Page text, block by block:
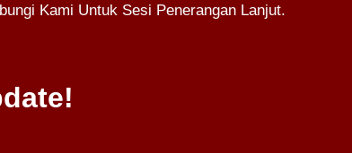
Kami Untuk Sesi Penerangan Lanjut.